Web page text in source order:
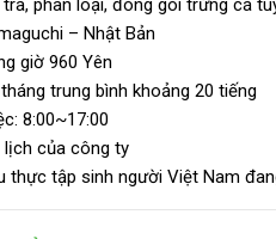
phân loại, đóng gói trứng cá
– Nhật Bản
giờ 960 Yên
trung bình khoảng 20 tiếng
8:00~17:00
lịch của công ty
thực tập sinh người Việt Nam